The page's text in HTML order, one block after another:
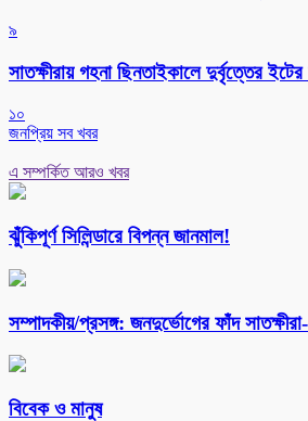
৯
সাতক্ষীরায় গহনা ছিনতাইকালে দুর্বৃত্তের
১০
জনপ্রিয় সব খবর
এ সম্পর্কিত আরও খবর
ঝুঁকিপূর্ণ সিলিন্ডারে বিপন্ন জানমাল!
সম্পাদকীয়/প্রসঙ্গ: জনদুর্ভোগের ফাঁদ
বিবেক ও মানুষ